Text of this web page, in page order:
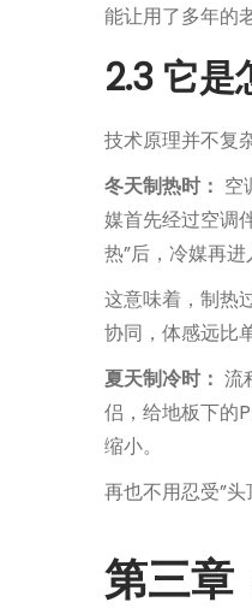
能让用了多年的
2.3 它是
技术原理并不复
冬天制热时： 空
媒首先经过空调
热”后，冷媒再进
这意味着，制热
协同，体感远比
夏天制冷时： 流
侣，给地板下的
缩小。
再也不用忍受”头
第三章